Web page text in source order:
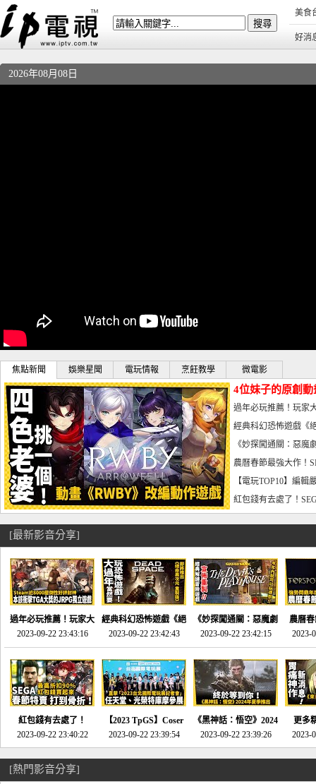
美食
好消
2026年08月08日
焦點新聞 娛樂星聞 電玩情報 烹飪教學 微電影
4位妹子的原創
曝光_電玩宅速配
過年必玩推薦！玩家
宅速配20230126
經典科幻恐怖遊戲《
懼體驗-電玩宅速配
《妙探闖通關：惡
到!!-電玩宅速配
農曆春節最強大作！
電玩宅速配20230123
【電玩TOP10】編
了，封面圖直接雷你
紅包錢有去處了！
宅速配20230119
[最新影音分享]
過年必玩推薦！玩家大
推的JRPG神作《神之
天平》介紹！-電玩宅
速配20230126
2023-09-22 23:43:16
經典科幻恐怖遊戲《絕
命異次元 重製版》重
回「石村號」的恐懼體
驗-電玩宅速配
20230125
2023-09-22 23:42:43
《妙探闖通關：惡魔劇
場》將推出「重製
版」!!!今年就能玩到!!-
電玩宅速配20230124
2023-09-22 23:42:15
農曆
SE社
動作角
電玩宅
2023-
紅包錢有去處了！
SEGA春節特賣 超過85
款遊戲打到骨折-電玩
宅速配20230119
2023-09-22 23:40:22
【2023 TpGS】Coser
和Show Girl搶先看！
直擊展前記者會-電玩
2023-09-22 23:39:54
《黑神話：悟空》2024
年夏季推出！確定不會
延期齁？-電玩宅速配
2023-09-22 23:39:26
更多
《來
金鄉
2023-
[熱門影音分享]